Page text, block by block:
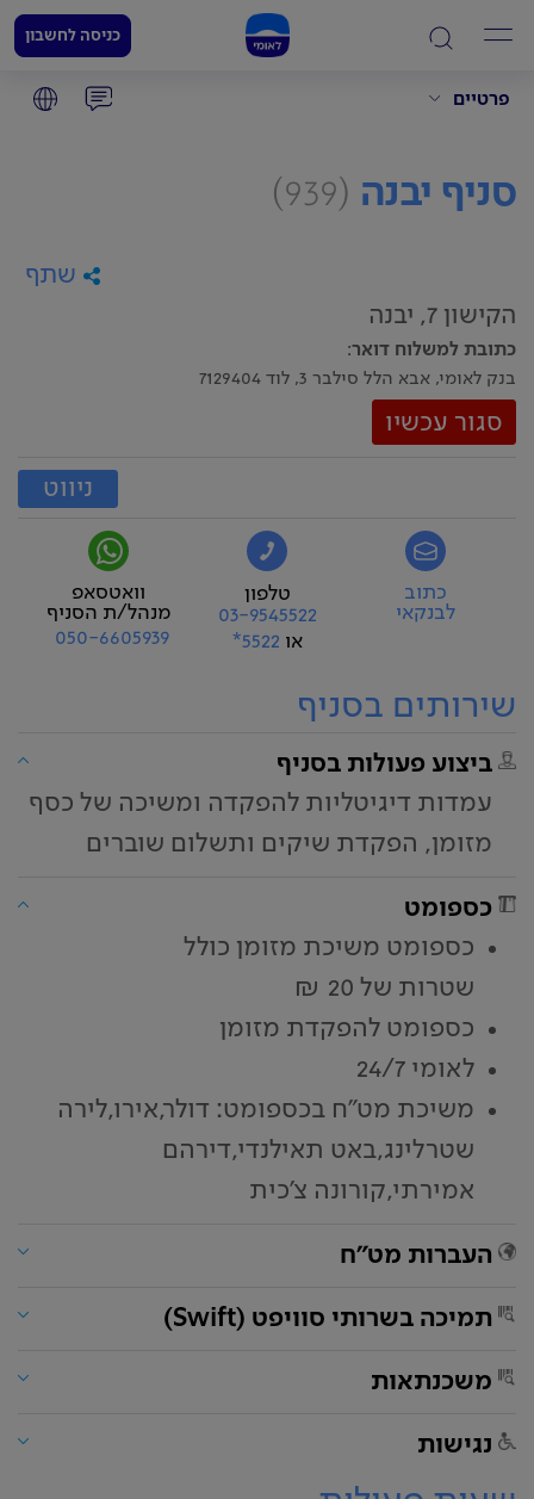
פרטיים
כניסה לחשבון
סניף יבנה (939)
שתף
הקישון 7, יבנה
כתובת למשלוח דואר:
בנק לאומי, אבא הלל סילבר 3, לוד 7129404
סגור עכשיו
ניווט
כתוב
לבנקאי
טלפון
03-9545522
או 5522*
וואטסאפ
מנהל/ת הסניף
050-6605939
שירותים בסניף
ביצוע פעולות בסניף
עמדות דיגיטליות להפקדה ומשיכה של כסף
מזומן, הפקדת שיקים ותשלום שוברים
כספומט
כספומט משיכת מזומן כולל
שטרות של 20 ₪
כספומט להפקדת מזומן
לאומי 24/7
משיכת מט"ח בכספומט: דולר,אירו,לירה
שטרלינג,באט תאילנדי,דירהם
אמירתי,קורונה צ'כית
העברות מט"ח
תמיכה בשרותי סוויפט (Swift)
משכנתאות
נגישות